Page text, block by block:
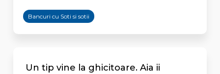
Bancuri cu Soti si sotii
Un tip vine la ghicitoare. Aia ii